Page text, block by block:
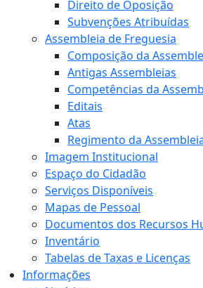
Direito de Oposição
Subvenções Atribuídas
Assembleia de Freguesia
Composição da
Antigas Assembleias
Competências da
Editais
Atas
Regimento da
Imagem Institucional
Espaço do Cidadão
Serviços Disponíveis
Mapas de Pessoal
Documentos dos Recursos
Inventário
Tabelas de Taxas e Licenças
Informações